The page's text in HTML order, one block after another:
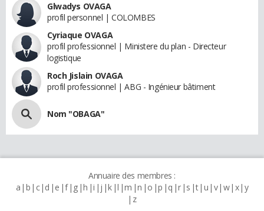
Glwadys OVAGA
profil personnel | COLOMBES
Cyriaque OVAGA
profil professionnel | Ministere du plan - Directeur
logistique
Roch Jislain OVAGA
profil professionnel | ABG - Ingénieur bâtiment
Nom "OBAGA"
Annuaire des membres :
a b c d e f g h i j k l m n o p q r s t u v w x y
z